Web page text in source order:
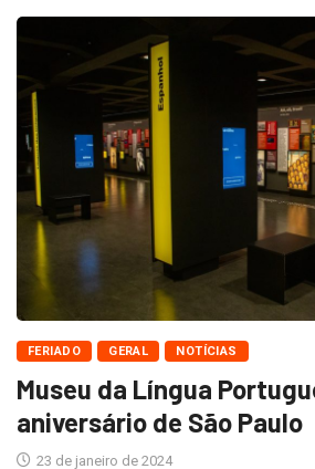
FERIADO GERAL NOTÍCIAS
Museu da Língua
aniversário de São Paulo
23 de janeiro de 2024